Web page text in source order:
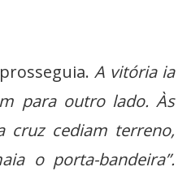
A vitória ia
para outro lado. Às
cruz cediam terreno,
o porta-bandeira”.